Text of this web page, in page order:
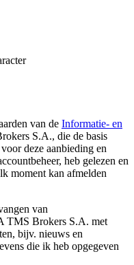
van de Informatie- en
S.A., die de basis
deze aanbieding en
heb gelezen en
moment kan afmelden
van
TMS Brokers S.A. met
bijv. nieuws en
die ik heb opgegeven